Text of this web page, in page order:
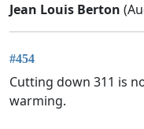
Jean Louis Berton
#454
Cutting down 311 is
warming.